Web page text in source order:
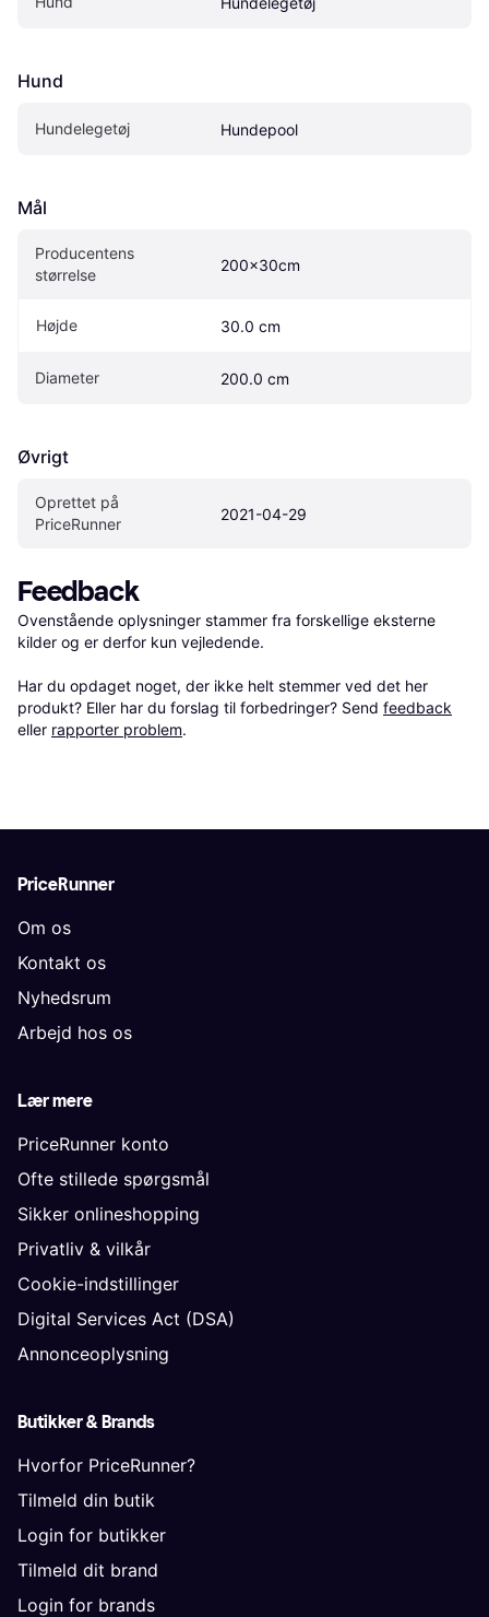
Hund
Hundelegetøj Hundepool
Mål
Producentens
størrelse
200x30cm
Højde 30.0 cm
Diameter 200.0 cm
Øvrigt
Oprettet på
PriceRunner
2021-04-29
Feedback
Ovenstående oplysninger stammer fra forskellige eksterne
kilder og er derfor kun vejledende.
Har du opdaget noget, der ikke helt stemmer ved det her
produkt? Eller har du forslag til forbedringer? Send feedback
eller rapporter problem.
PriceRunner
Om os
Kontakt os
Nyhedsrum
Arbejd hos os
Lær mere
PriceRunner konto
Ofte stillede spørgsmål
Sikker onlineshopping
Privatliv & vilkår
Cookie-indstillinger
Digital Services Act (DSA)
Annonceoplysning
Butikker & Brands
Hvorfor PriceRunner?
Tilmeld din butik
Login for butikker
Tilmeld dit brand
Login for brands